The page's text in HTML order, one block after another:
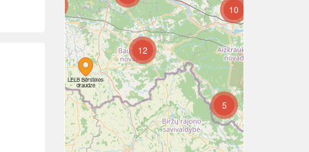
LELB Bērsteles
draudze
10
12
5